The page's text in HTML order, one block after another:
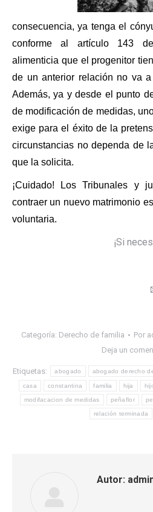
consecuencia, ya tenga el
conforme al artículo 143
alimenticia que el progenitor
de un anterior relación no va
Además, ya y desde el punto
de modificación de medidas,
exige para el éxito de la
circunstancias no dependa de
que la solicita.
¡Cuidado! Los Tribunales y
contraer un nuevo matrimonio
voluntaria.
¡Si
Categoría: Derecho de familia Por
Deja un
Etiquetas: abogado abogado derecho
casa constantina familia hija
modifacacion de medidas peñaflor
relación terminada
Autor: